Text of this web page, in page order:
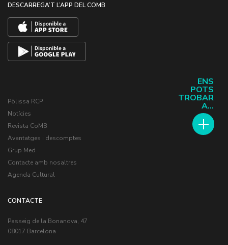
ENS
POTS
TROBAR
A...
DESCARREGA’T L’APP DEL COMB
Pòlissa RCP
Notícies
Revista CoMB
Avantatges i descomptes
Grup Med
Contacte amb nosaltres
Agenda Cultural
CONTACTE
Passeig de la Bonanova, 47
08017 Barcelona